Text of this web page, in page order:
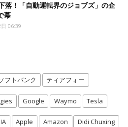
落！「自動運転界のジョブズ」の企
幕
06:39
フトバンク ティアフォー
Google Waymo Tesla
Apple Amazon Didi Chuxing